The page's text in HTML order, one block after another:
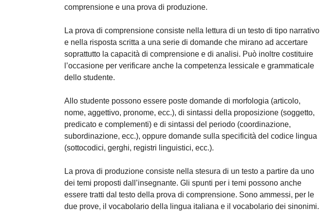
comprensione e una prova di produzione.
La prova di comprensione consiste nella lettura di un testo di tipo narrativo
e nella risposta scritta a una serie di domande che mirano ad accertare
soprattutto la capacità di comprensione e di analisi. Può inoltre costituire
l’occasione per verificare anche la competenza lessicale e grammaticale
dello studente.
Allo studente possono essere poste domande di morfologia (articolo,
nome, aggettivo, pronome, ecc.), di sintassi della proposizione (soggetto,
predicato e complementi) e di sintassi del periodo (coordinazione,
subordinazione, ecc.), oppure domande sulla specificità del codice lingua
(sottocodici, gerghi, registri linguistici, ecc.).
La prova di produzione consiste nella stesura di un testo a partire da uno
dei temi proposti dall’insegnante. Gli spunti per i temi possono anche
essere tratti dal testo della prova di comprensione. Sono ammessi, per le
due prove, il vocabolario della lingua italiana e il vocabolario dei sinonimi.